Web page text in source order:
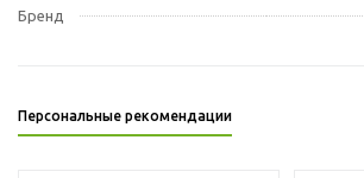
Бренд
Персональные рекомендации